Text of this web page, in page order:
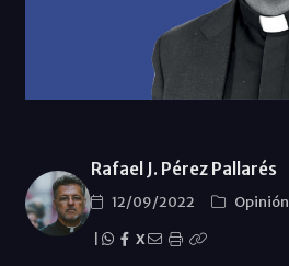
Rafael J. Pérez Pallarés
12/09/2022
Opinión
X